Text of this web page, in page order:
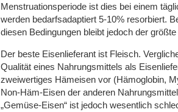
Menstruationsperiode ist dies bei einem
werden bedarfsadaptiert 5-10% resorbiert.
diesen Bedingungen bleibt jedoch der
Der beste Eisenlieferant ist Fleisch.
Qualität eines Nahrungsmittels als
zweiwertiges Hämeisen vor (Hämoglobin,
Non-Häm-Eisen der anderen
„Gemüse-Eisen“ ist jedoch wesentlich